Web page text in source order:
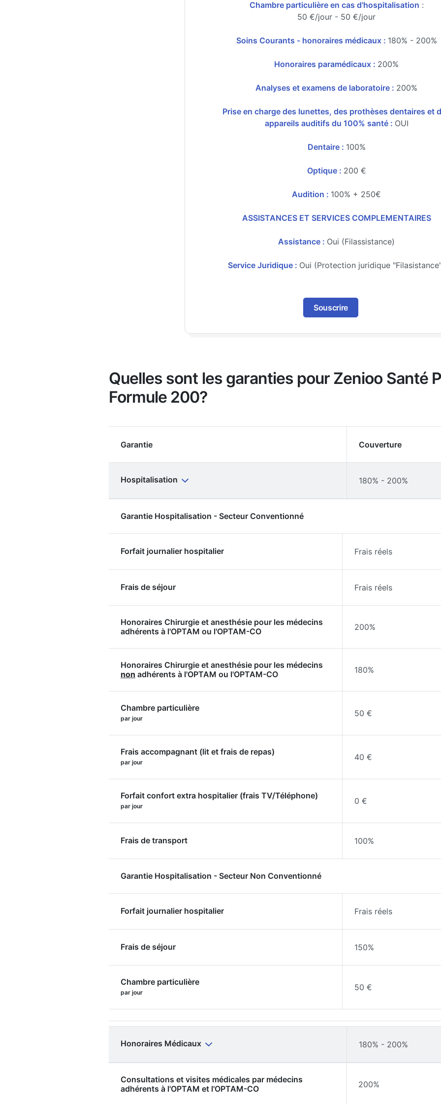
Chambre particulière en cas d'hospitalisation :
50 €/jour - 50 €/jour
Soins Courants - honoraires médicaux : 180% - 200%
Honoraires paramédicaux : 200%
Analyses et examens de laboratoire : 200%
Prise en charge des lunettes, des prothèses dentaires et
appareils auditifs du 100% santé : OUI
Dentaire : 100%
Optique : 200 €
Audition : 100% + 250€
ASSISTANCES ET SERVICES COMPLEMENTAIRES
Assistance : Oui (Filassistance)
Service Juridique : Oui (Protection juridique
Souscrire
Quelles sont les garanties pour Zenioo Santé
Formule 200?
Garantie Couverture
Hospitalisation 180% - 200%
Garantie Hospitalisation - Secteur Conventionné
Forfait journalier hospitalier Frais réels
Frais de séjour Frais réels
Honoraires Chirurgie et anesthésie pour les médecins
adhérents à l'OPTAM ou l'OPTAM-CO
200%
Honoraires Chirurgie et anesthésie pour les médecins
non adhérents à l'OPTAM ou l'OPTAM-CO 180%
Chambre particulière
par jour
50 €
Frais accompagnant (lit et frais de repas)
par jour
40 €
Forfait confort extra hospitalier (frais TV/Téléphone)
par jour
0 €
Frais de transport 100%
Garantie Hospitalisation - Secteur Non Conventionné
Forfait journalier hospitalier Frais réels
Frais de séjour 150%
Chambre particulière
par jour
50 €
Honoraires Médicaux 180% - 200%
Consultations et visites médicales par médecins
adhérents à l'OPTAM et l'OPTAM-CO
200%